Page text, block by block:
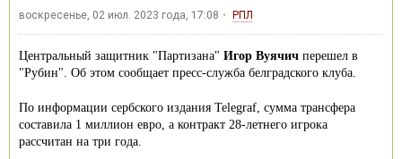
воскресенье, 02 июл. 2023 года, 17:08 РПЛ
Центральный защитник "Партизана" Игор Вуячич перешел в
"Рубин". Об этом сообщает пресс-служба белградского клуба.
По информации сербского издания Telegraf, сумма трансфера
составила 1 миллион евро, а контракт 28-летнего игрока
рассчитан на три года.